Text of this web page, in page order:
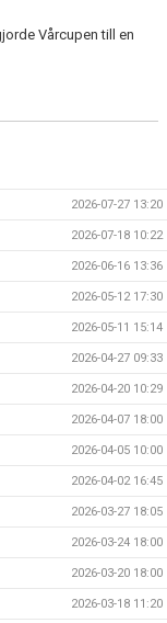
Vårcupen till en
2026-07-27 13:20
2026-07-18 10:22
2026-06-16 13:36
2026-05-12 17:30
2026-05-11 15:14
2026-04-27 09:33
2026-04-20 10:29
2026-04-07 18:00
2026-04-05 10:00
2026-04-02 16:45
2026-03-27 18:05
2026-03-24 18:00
2026-03-20 18:00
2026-03-18 11:20